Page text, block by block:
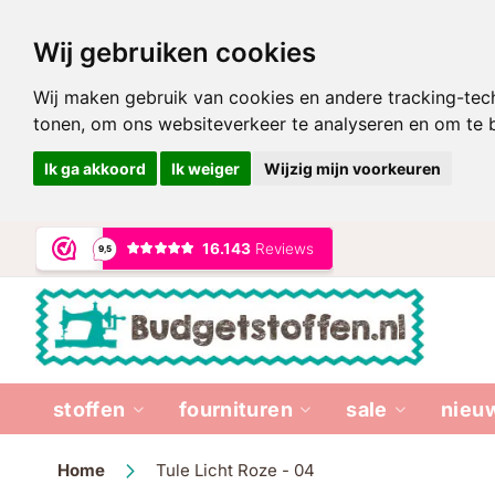
Wij gebruiken cookies
Wij maken gebruik van cookies en andere tracking-
tonen, om ons websiteverkeer te analyseren en om
Ik ga akkoord Ik weiger Wijzig mijn voorkeuren
Ga
naar
de
inhoud
stoffen fournituren sale
Home Tule Licht Roze - 04